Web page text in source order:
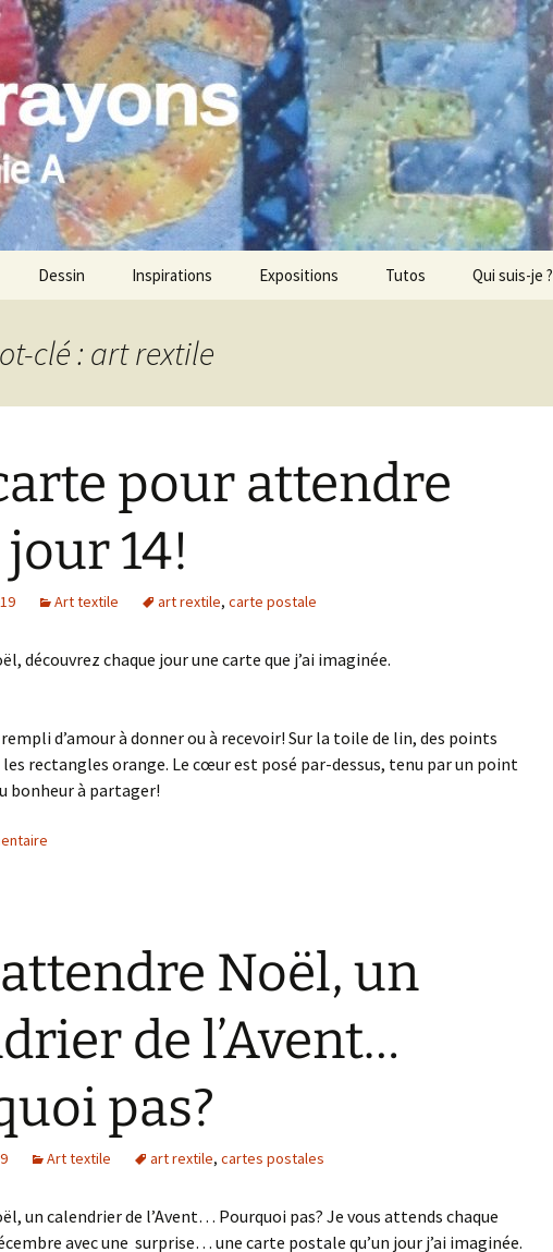
Dessin Inspirations Expositions Tutos Qui suis-je ?
clé : art rextile
pour attendre
14!
Art textile art rextile, carte postale
découvrez chaque jour une carte que j’ai imaginée.
d’amour à donner ou à recevoir! Sur la toile de lin, des points
rectangles orange. Le cœur est posé par-dessus, tenu par un point
bonheur à partager!
Noël, un
de l’Avent…
pas?
Art textile art rextile, cartes postales
un calendrier de l’Avent… Pourquoi pas? Je vous attends chaque
avec une surprise… une carte postale qu’un jour j’ai imaginée.